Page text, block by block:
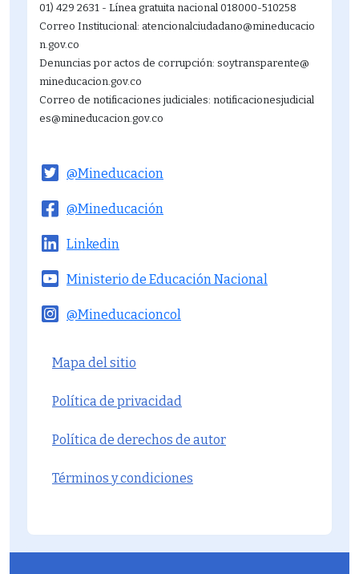
01) 429 2631 - Línea gratuita nacional 018000-510258
Correo Institucional: atencionalciudadano@mineducacio
n.gov.co
Denuncias por actos de corrupción: soytransparente@
mineducacion.gov.co
Correo de notificaciones judiciales: notificacionesjudicial
es@mineducacion.gov.co
@Mineducacion
@Mineducacioncol
@Mineducación
Ministerio de Educación Nacional
Linkedin
Menú del pie
Mapa del sitio
Política de privacidad
Política de derechos de autor
Términos y condiciones